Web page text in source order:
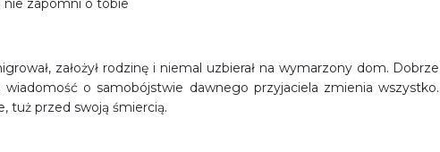
nie zapomni o tobie
założył rodzinę i niemal uzbierał na wymarzony dom. Dobrze
o samobójstwie dawnego przyjaciela zmienia wszystko.
tuż przed swoją śmiercią.